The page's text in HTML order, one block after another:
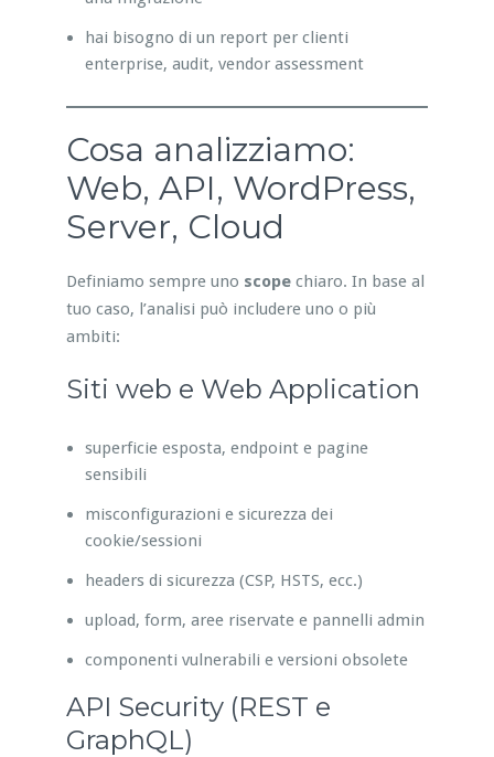
hai bisogno di un report per clienti
enterprise, audit, vendor assessment
Cosa analizziamo:
Web, API, WordPress,
Server, Cloud
Definiamo sempre uno scopechiaro. In base al
tuo caso, l’analisi può includere uno o più
ambiti:
Siti web e Web Application
superficie esposta, endpoint e pagine
sensibili
misconfigurazioni e sicurezza dei
cookie/sessioni
headers di sicurezza (CSP, HSTS, ecc.)
upload, form, aree riservate e pannelli admin
componenti vulnerabili e versioni obsolete
API Security (REST e
GraphQL)